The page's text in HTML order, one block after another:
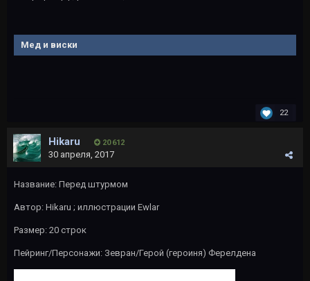
Мед и виски
22
Hikaru 20 612
30 апреля, 2017
Название: Перед штурмом
Автор: Hikaru ; иллюстрации Ewlar
Размер: 20 строк
Пейринг/Персонажи: Зевран/Герой (героиня) Ферелдена